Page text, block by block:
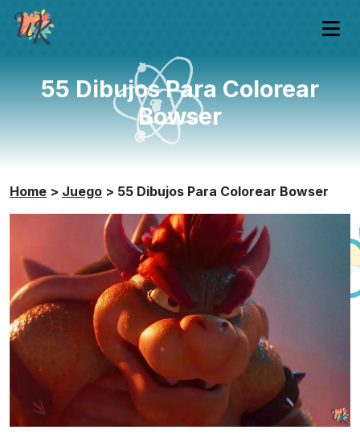
55 Dibujos Para Colorear
Bowser
Home > Juego > 55 Dibujos Para Colorear Bowser